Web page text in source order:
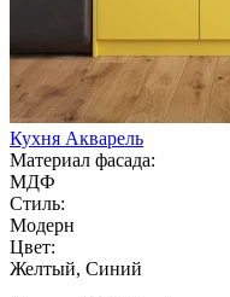
Кухня Акварель
Материал фасада:
МДФ
Стиль:
Модерн
Цвет:
Желтый, Синий